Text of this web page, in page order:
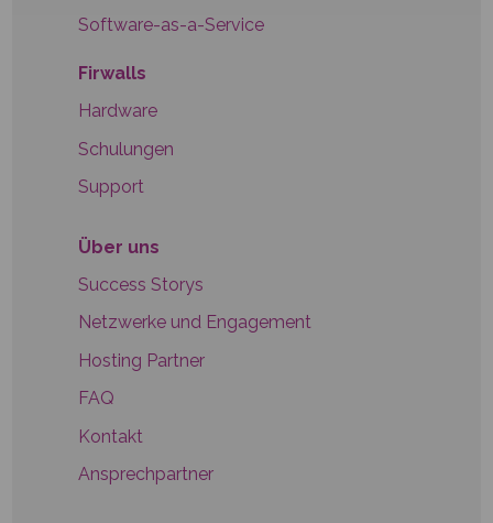
Software-as-a-Service
Firwalls
Hardware
Schulungen
Support
Über uns
Success Storys
Netzwerke und Engagement
Hosting Partner
FAQ
Kontakt
Ansprechpartner